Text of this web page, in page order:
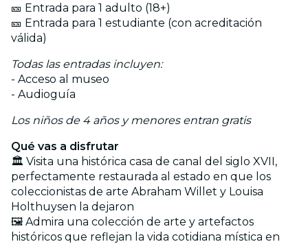
🎫 Entrada para 1 adulto (18+)
🎫 Entrada para 1 estudiante (con acreditación
válida)
Todas las entradas incluyen:
- Acceso al museo
- Audioguía
Los niños de 4 años y menores entran gratis
Qué vas a disfrutar
🏛️ Visita una histórica casa de canal del siglo XVII,
perfectamente restaurada al estado en que los
coleccionistas de arte Abraham Willet y Louisa
Holthuysen la dejaron
🖼️ Admira una colección de arte y artefactos
históricos que reflejan la vida cotidiana mística en